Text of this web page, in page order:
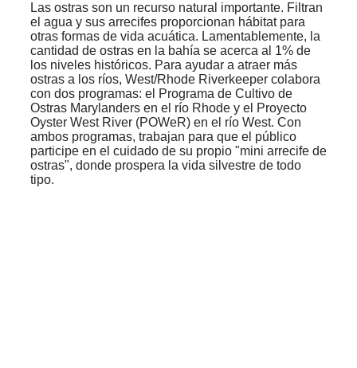
Las ostras son un recurso natural importante. Filtran
el agua y sus arrecifes proporcionan hábitat para
otras formas de vida acuática. Lamentablemente, la
cantidad de ostras en la bahía se acerca al 1% de
los niveles históricos. Para ayudar a atraer más
ostras a los ríos, West/Rhode Riverkeeper colabora
con dos programas: el Programa de Cultivo de
Ostras Marylanders en el río Rhode y el Proyecto
Oyster West River (POWeR) en el río West. Con
ambos programas, trabajan para que el público
participe en el cuidado de su propio "mini arrecife de
ostras", donde prospera la vida silvestre de todo
tipo.